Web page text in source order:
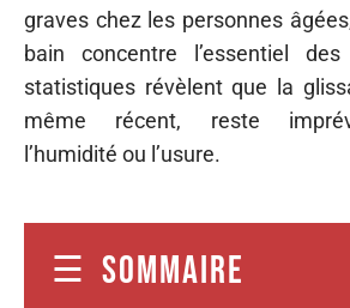
graves chez les personnes
bain concentre l’essentiel
statistiques révèlent que la
même récent, reste
l’humidité ou l’usure.
SOMMAIRE